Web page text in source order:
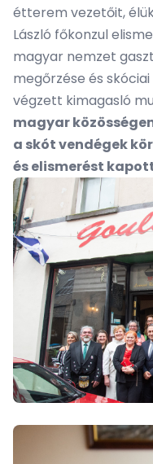
étterem vezetőit,
László főkonzul
magyar nemzet
megőrzése és
végzett kimagasló
magyar
a skót vendégek
és elismerést